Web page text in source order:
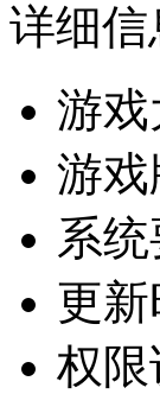
详细信
游戏
游戏
系
更新
权限